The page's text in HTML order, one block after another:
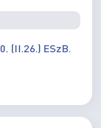
(II.26.) ESzB.